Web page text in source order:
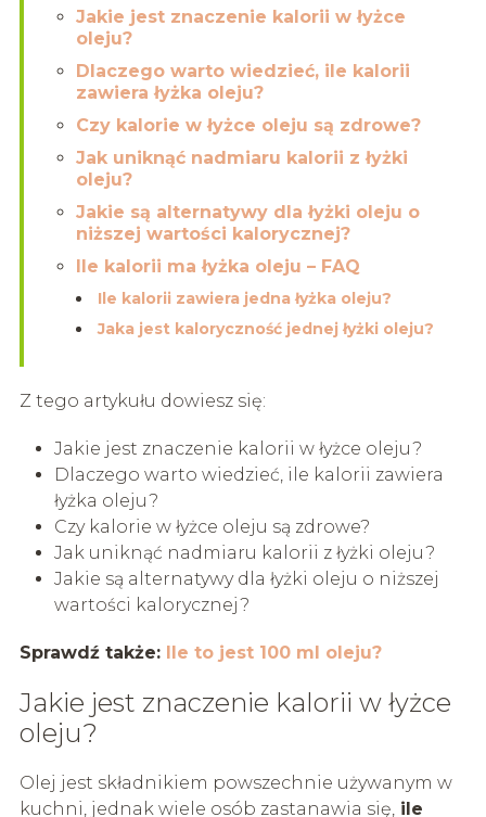
Jakie jest znaczenie kalorii w łyżce
oleju?
Dlaczego warto wiedzieć, ile kalorii
zawiera łyżka oleju?
Czy kalorie w łyżce oleju są zdrowe?
Jak uniknąć nadmiaru kalorii z łyżki
oleju?
Jakie są alternatywy dla łyżki oleju o
niższej wartości kalorycznej?
Ile kalorii ma łyżka oleju – FAQ
Ile kalorii zawiera jedna łyżka oleju?
Jaka jest kaloryczność jednej łyżki oleju?
Z tego artykułu dowiesz się:
Jakie jest znaczenie kalorii w łyżce oleju?
Dlaczego warto wiedzieć, ile kalorii zawiera
łyżka oleju?
Czy kalorie w łyżce oleju są zdrowe?
Jak uniknąć nadmiaru kalorii z łyżki oleju?
Jakie są alternatywy dla łyżki oleju o niższej
wartości kalorycznej?
Sprawdź także: Ile to jest 100 ml oleju?
Jakie jest znaczenie kalorii w łyżce
oleju?
Olej jest składnikiem powszechnie używanym w
kuchni, jednak wiele osób zastanawia się,ile